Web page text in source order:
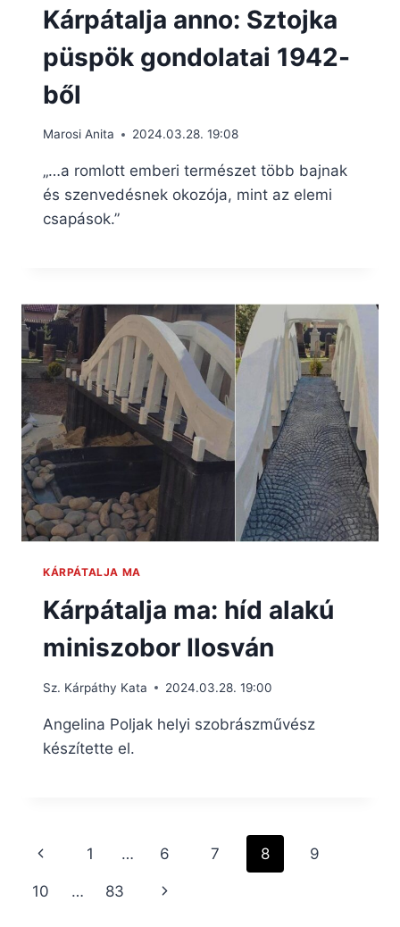
Kárpátalja anno: Sztojka
püspök gondolatai 1942-
ből
Marosi Anita 2024.03.28. 19:08
„…a romlott emberi természet több bajnak
és szenvedésnek okozója, mint az elemi
csapások.”
KÁRPÁTALJA MA
Kárpátalja ma: híd alakú
miniszobor Ilosván
Sz. Kárpáthy Kata 2024.03.28. 19:00
Angelina Poljak helyi szobrászművész
készítette el.
Page
navigation
Previous
Page
1 … 6 7 8 9
10 … 83
Next